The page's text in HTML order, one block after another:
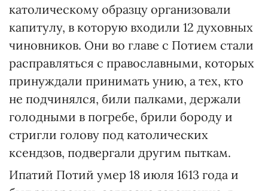
католическому образцу организовали
капитулу, в которую входили 12 духовных
чиновников. Они во главе с Потием стали
расправляться с православными, которых
принуждали принимать унию, а тех, кто
не подчинялся, били палками, держали
голодными в погребе, брили бороду и
стригли голову под католических
ксендзов, подвергали другим пыткам.
Ипатий Потий умер 18 июля 1613 года и